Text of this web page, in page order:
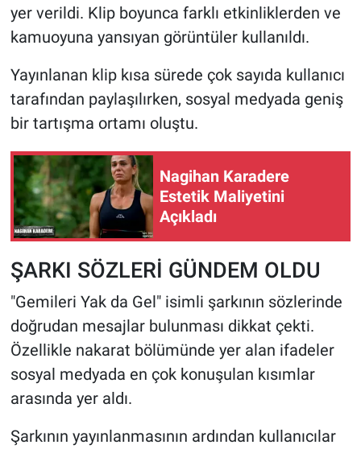
yer verildi. Klip boyunca farklı etkinliklerden ve
kamuoyuna yansıyan görüntüler kullanıldı.
Yayınlanan klip kısa sürede çok sayıda kullanıcı
tarafından paylaşılırken, sosyal medyada geniş
bir tartışma ortamı oluştu.
Nagihan Karadere
Estetik Maliyetini
Açıkladı
ŞARKI SÖZLERİ GÜNDEM OLDU
"Gemileri Yak da Gel" isimli şarkının sözlerinde
doğrudan mesajlar bulunması dikkat çekti.
Özellikle nakarat bölümünde yer alan ifadeler
sosyal medyada en çok konuşulan kısımlar
arasında yer aldı.
Şarkının yayınlanmasının ardından kullanıcılar